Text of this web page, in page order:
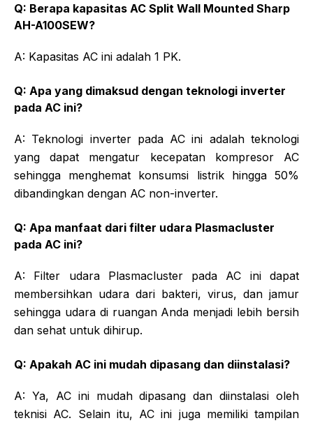
Q: Berapa kapasitas AC Split Wall Mounted Sharp
AH-A100SEW?
A: Kapasitas AC ini adalah 1 PK.
Q: Apa yang dimaksud dengan teknologi inverter
pada AC ini?
A: Teknologi inverter pada AC ini adalah teknologi
yang dapat mengatur kecepatan kompresor AC
sehingga menghemat konsumsi listrik hingga 50%
dibandingkan dengan AC non-inverter.
Q: Apa manfaat dari filter udara Plasmacluster
pada AC ini?
A: Filter udara Plasmacluster pada AC ini dapat
membersihkan udara dari bakteri, virus, dan jamur
sehingga udara di ruangan Anda menjadi lebih bersih
dan sehat untuk dihirup.
Q: Apakah AC ini mudah dipasang dan diinstalasi?
A: Ya, AC ini mudah dipasang dan diinstalasi oleh
teknisi AC. Selain itu, AC ini juga memiliki tampilan